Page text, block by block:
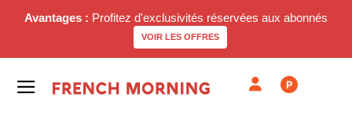
Avantages : Profitez d'exclusivités réservées aux abonnés
VOIR LES OFFRES
P